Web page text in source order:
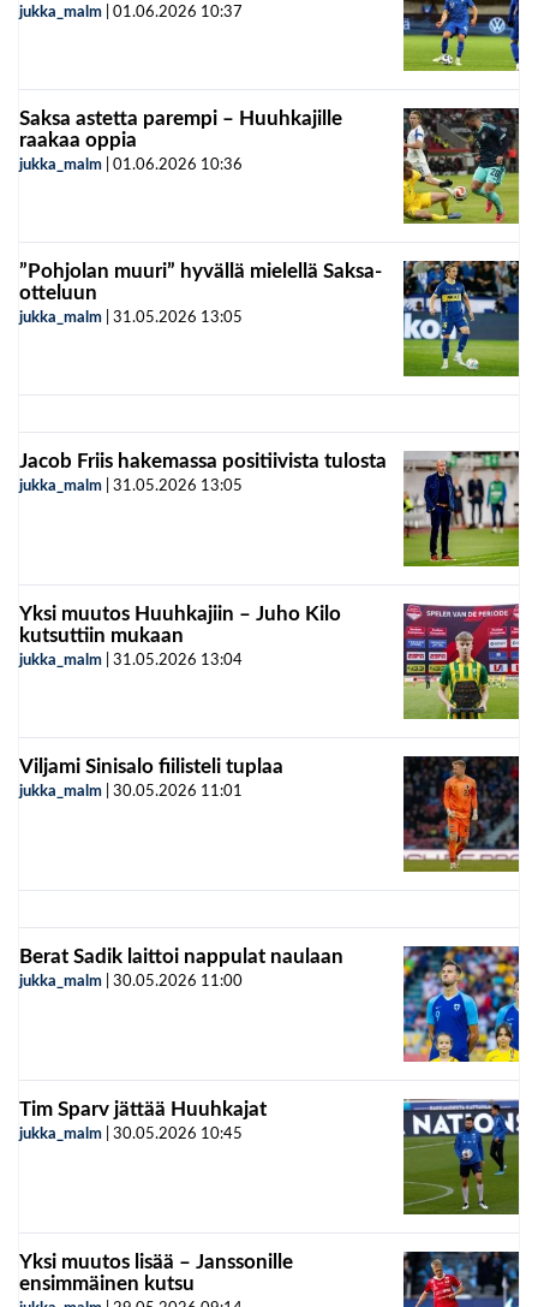
jukka_malm 01.06.2026 10:37
Saksa astetta parempi – Huuhkajille
raakaa oppia
jukka_malm 01.06.2026 10:36
”Pohjolan muuri” hyvällä mielellä Saksa-
otteluun
jukka_malm 31.05.2026 13:05
Jacob Friis hakemassa positiivista tulosta
jukka_malm 31.05.2026 13:05
Yksi muutos Huuhkajiin – Juho Kilo
kutsuttiin mukaan
jukka_malm 31.05.2026 13:04
Viljami Sinisalo fiilisteli tuplaa
jukka_malm 30.05.2026 11:01
Berat Sadik laittoi nappulat naulaan
jukka_malm 30.05.2026 11:00
Tim Sparv jättää Huuhkajat
jukka_malm 30.05.2026 10:45
Yksi muutos lisää – Janssonille
ensimmäinen kutsu